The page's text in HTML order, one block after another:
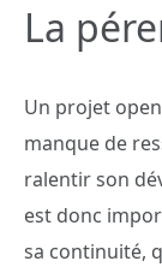
La
Un projet
manque de
ralentir son
est donc
sa continuité,